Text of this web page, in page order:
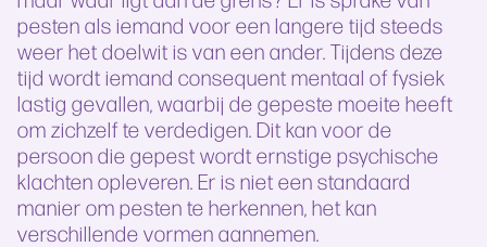
pesten als iemand voor een langere tijd steeds
weer het doelwit is van een ander. Tijdens deze
tijd wordt iemand consequent mentaal of fysiek
lastig gevallen, waarbij de gepeste moeite heeft
om zichzelf te verdedigen. Dit kan voor de
persoon die gepest wordt ernstige psychische
klachten opleveren. Er is niet een standaard
manier om pesten te herkennen, het kan
verschillende vormen aannemen.